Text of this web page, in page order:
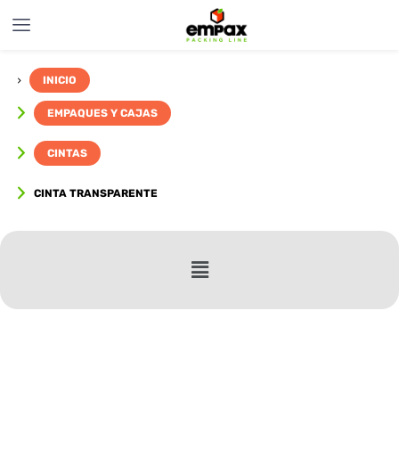
INICIO
EMPAQUES Y CAJAS
CINTAS
CINTA TRANSPARENTE